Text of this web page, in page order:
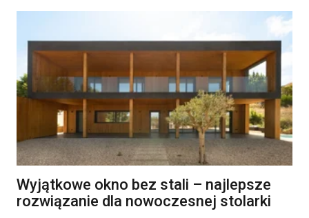
Wyjątkowe okno bez stali – najlepsze
rozwiązanie dla nowoczesnej stolarki